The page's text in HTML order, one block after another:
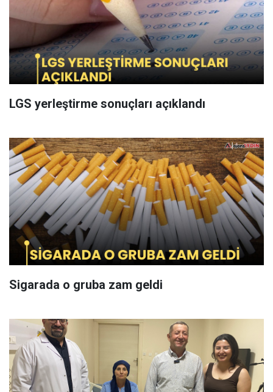
LGS yerleştirme sonuçları açıklandı
Sigarada o gruba zam geldi